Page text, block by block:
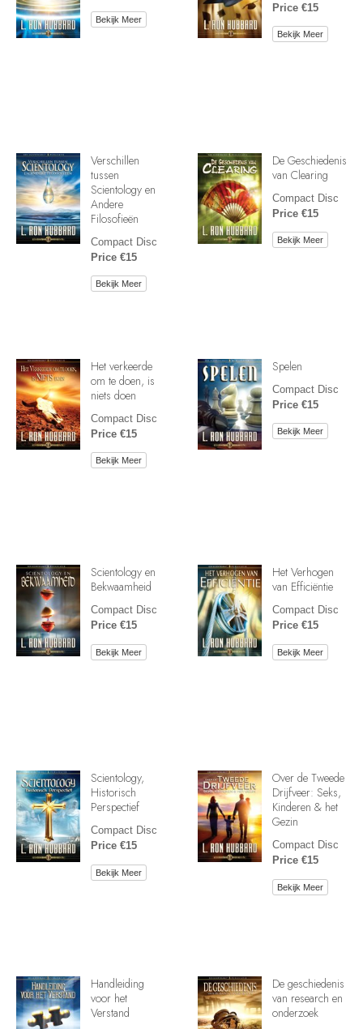
Bekijk Meer
Price €15
Bekijk Meer
Verschillen
tussen
Scientology en
Andere
Filosofieën
Compact Disc
Price €15
Bekijk Meer
De Geschiedenis
van Clearing
Compact Disc
Price €15
Bekijk Meer
Het verkeerde
om te doen, is
niets doen
Compact Disc
Price €15
Bekijk Meer
Spelen
Compact Disc
Price €15
Bekijk Meer
Scientology en
Bekwaamheid
Compact Disc
Price €15
Bekijk Meer
Het Verhogen
van Efficiëntie
Compact Disc
Price €15
Bekijk Meer
Scientology,
Historisch
Perspectief
Compact Disc
Price €15
Bekijk Meer
Over de Tweede
Drijfveer: Seks,
Kinderen & het
Gezin
Compact Disc
Price €15
Bekijk Meer
Handleiding
voor het
Verstand
De geschiedenis
van research en
onderzoek